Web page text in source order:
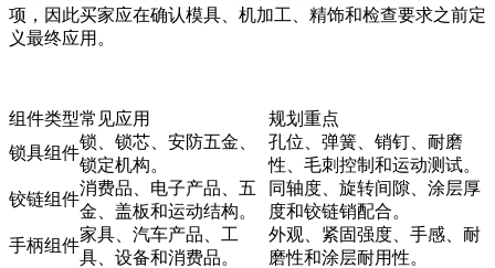
项，因此买家应在确认模具、机加工、精饰和检查要求之前定
义最终应用。
组件类型常见应用
规划重点
锁具组件
锁、锁芯、安防五金、
锁定机构。
孔位、弹簧、销钉、耐磨
性、毛刺控制和运动测试。
铰链组件
消费品、电子产品、五
金、盖板和运动结构。
同轴度、旋转间隙、涂层厚
度和铰链销配合。
手柄组件
家具、汽车产品、工
具、设备和消费品。
外观、紧固强度、手感、耐
磨性和涂层耐用性。